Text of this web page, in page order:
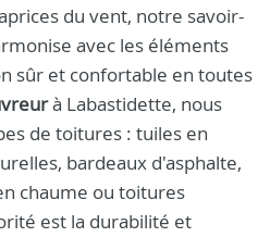
du vent, notre savoir-
avec les éléments
sûr et confortable en toutes
à Labastidette, nous
de toitures : tuiles en
bardeaux d'asphalte,
chaume ou toitures
est la durabilité et